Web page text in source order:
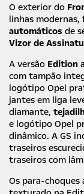
O exterior do
linhas modernas,
automáticos de
Vizor de
A versão Edition
com tampão
logótipo Opel
jantes em liga
diamante,
e logótipo Opel
dinâmico. A GS
traseiros
traseiros com
Os para-